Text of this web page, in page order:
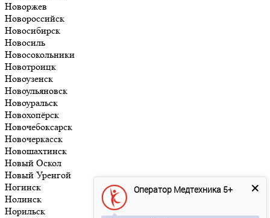
Новоржев
Новороссийск
Новосибирск
Новосиль
Новосокольники
Новотроицк
Новоузенск
Новоульяновск
Новоуральск
Новохопёрск
Новочебоксарск
Новочеркасск
Новошахтинск
Новый Оскол
Новый Уренгой
Ногинск
Нолинск
Норильск
Оператор Медтехника 5+